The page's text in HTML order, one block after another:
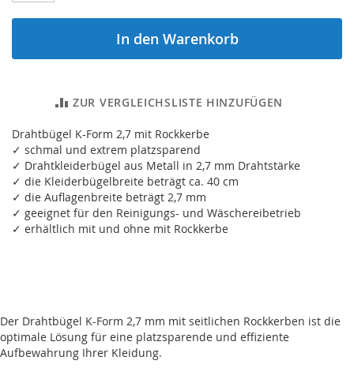
In den Warenkorb
ZUR VERGLEICHSLISTE HINZUFÜGEN
Drahtbügel K-Form 2,7 mit Rockkerbe
✓ schmal und extrem platzsparend
✓ Drahtkleiderbügel aus Metall in 2,7 mm Drahtstärke
✓ die Kleiderbügelbreite beträgt ca. 40 cm
✓ die Auflagenbreite beträgt 2,7 mm
✓ geeignet für den Reinigungs- und Wäschereibetrieb
✓ erhältlich mit und ohne mit Rockkerbe
Der Drahtbügel K-Form 2,7 mm mit seitlichen Rockkerben ist die
optimale Lösung für eine platzsparende und effiziente
Aufbewahrung Ihrer Kleidung.